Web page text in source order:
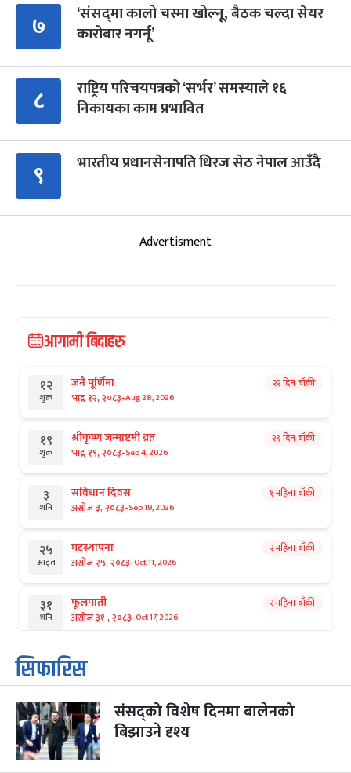
७
‘संसद्‍मा कालो चस्मा खोल्नू, बैठक चल्दा सेयर
कारोबार नगर्नू’
८
राष्ट्रिय परिचयपत्रको ‘सर्भर’ समस्याले १६
निकायका काम प्रभावित
९ भारतीय प्रधानसेनापति धिरज सेठ नेपाल आउँदै
Advertisment
आगामी बिदाहरु
१२
शुक्र
जनै पूर्णिमा
भाद्र १२, २०८३-Aug 28, 2026
२२ दिन बाँकी
१९
शुक्र
श्रीकृष्ण जन्माष्टमी व्रत
भाद्र १९, २०८३-Sep 4, 2026
२९ दिन बाँकी
३
शनि
संविधान दिवस
असोज ३, २०८३-Sep 19, 2026
१ महिना बाँकी
२५
आइत
घटस्थापना
असोज २५, २०८३-Oct 11, 2026
२ महिना बाँकी
३१
शनि
फूलपाती
असोज ३१ , २०८३-Oct 17, 2026
२ महिना बाँकी
१
आइत
कार्तिक सङ्क्रान्ति
कार्तिक १, २०८३
३
मंगल
महानवमी
कार्तिक ३, २०८३-Oct 20, 2026
२ महिना बाँकी
सिफारिस
संसद्को विशेष दिनमा बालेनको
बिझाउने दृश्य